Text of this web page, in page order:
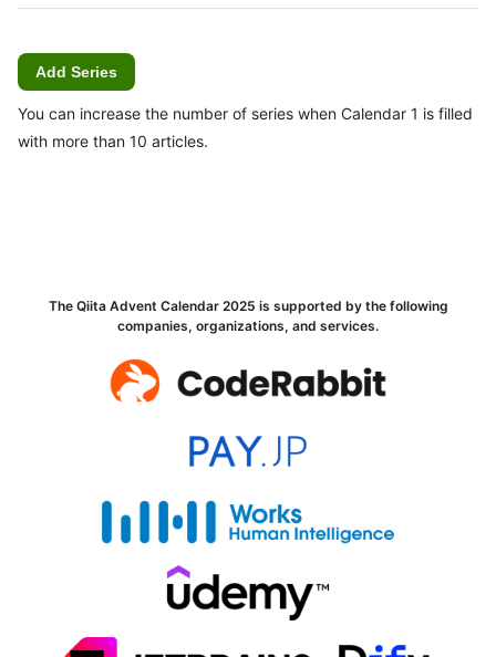
Add Series
You can increase the number of series when Calendar 1 is filled
with more than 10 articles.
The Qiita Advent Calendar 2025 is supported by the following
companies, organizations, and services.